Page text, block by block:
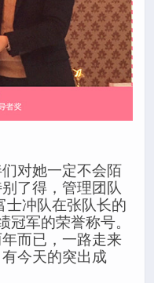
对她一定不会陌
了得，管理团队
士冲队在张队长的
冠军的荣誉称号。
而已，一路走来
今天的突出成